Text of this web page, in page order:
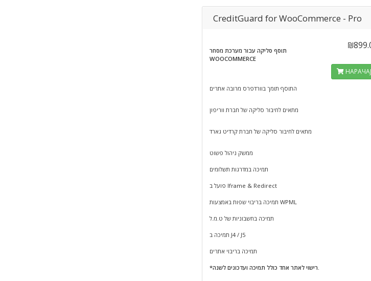
CreditGuard for WooCommerce - Pro
תוסף סליקה עבור מערכת מסחר
WOOCOMMERCE
התוסף תומך בוורדפרס מרובה אתרים
מתאים לחיבור סליקה של חברת ווריפון
מתאים לחיבור סליקה של חברת קרדיט גארד
ממשק ניהול פשוט
תמיכה במדרגות תשלומים
פועל ב Iframe & Redirect
תמיכה בריבוי שפות באמצעות WPML
תמיכה בחשבוניות של ט.מ.ל
תמיכה ב J4 / J5
תמיכה בריבוי אתרים
*רישוי לאתר אחד כולל תמיכה ועדכונים לשנה.